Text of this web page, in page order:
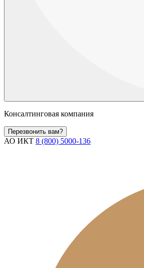
Консалтинговая компания
Перезвонить вам?
АО ИКТ 8 (800) 5000-136